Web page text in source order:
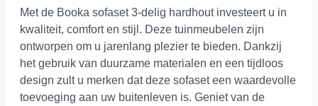
Met de Booka sofaset 3-delig hardhout investeert u in
kwaliteit, comfort en stijl. Deze tuinmeubelen zijn
ontworpen om u jarenlang plezier te bieden. Dankzij
het gebruik van duurzame materialen en een tijdloos
design zult u merken dat deze sofaset een waardevolle
toevoeging aan uw buitenleven is. Geniet van de